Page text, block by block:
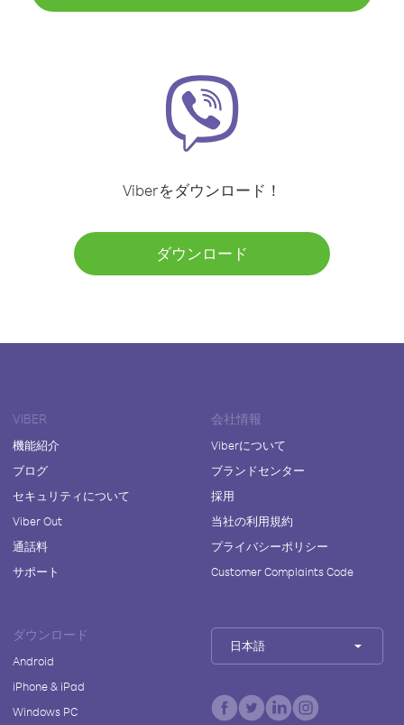
Viberをダウンロード！
ダウンロード
VIBER
機能紹介
ブログ
セキュリティについて
Viber Out
通話料
サポート
会社情報
Viberについて
ブランドセンター
採用
当社の利用規約
プライバシーポリシー
Customer Complaints Code
ダウンロード
Android
iPhone & iPad
Windows PC
日本語